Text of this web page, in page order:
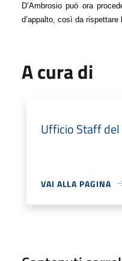
D’Ambrosio può ora
d’appalto, così da
A cura di
Ufficio Staff del
VAI ALLA PAGINA